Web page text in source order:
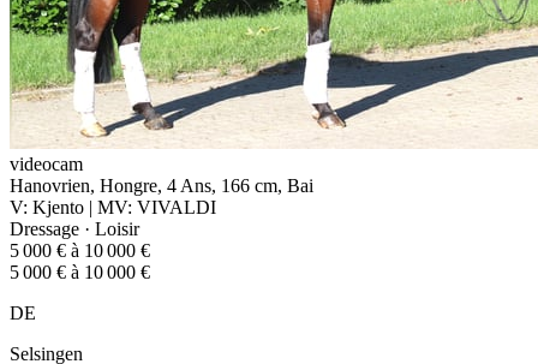
videocam
Hanovrien, Hongre, 4 Ans, 166 cm, Bai
V: Kjento | MV: VIVALDI
Dressage · Loisir
5 000 € à 10 000 €
5 000 € à 10 000 €
DE
Selsingen